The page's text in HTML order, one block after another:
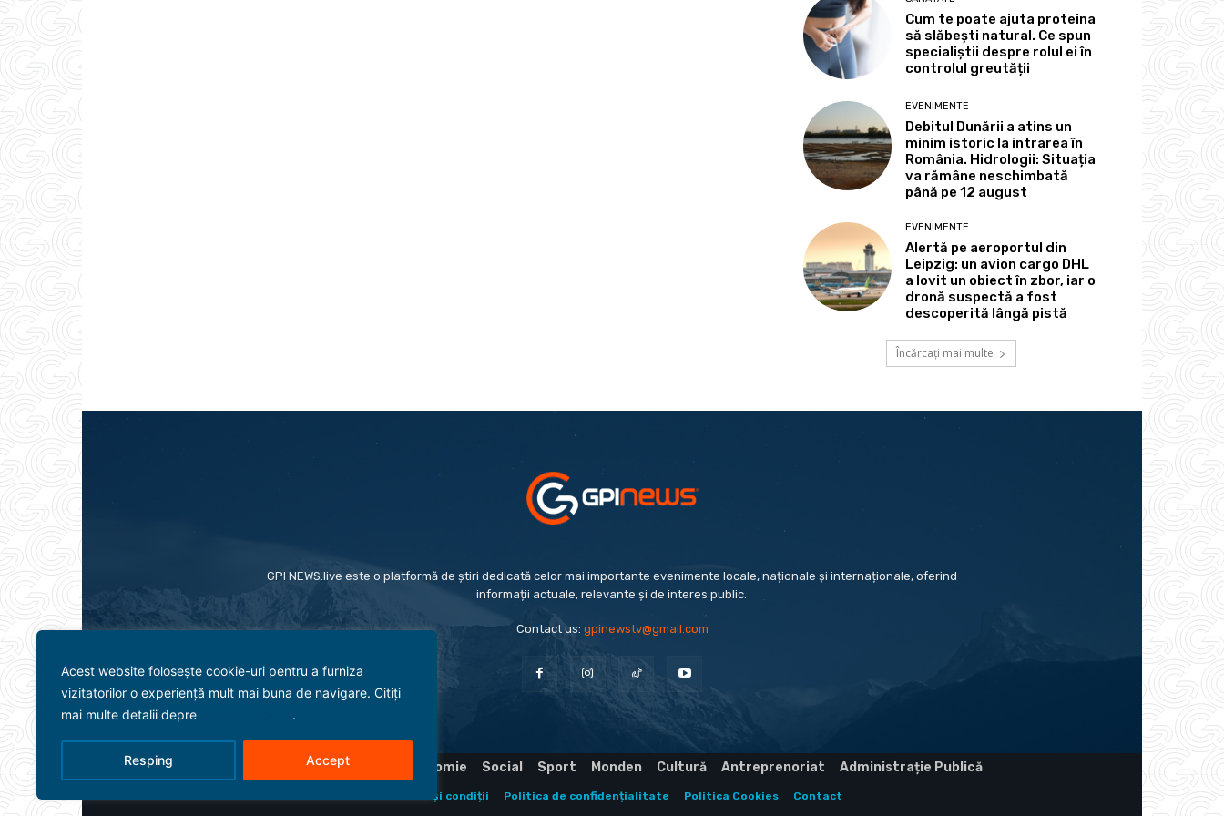
Acest website folosește cookie-uri pentru a furniza
vizitatorilor o experiență mult mai buna de navigare. Citiți
mai multe detalii depre
.
Resping Accept
Cum te poate ajuta proteina
să slăbești natural. Ce spun
specialiștii despre rolul ei în
controlul greutății
EVENIMENTE
Debitul Dunării a atins un
minim istoric la intrarea în
România. Hidrologii: Situația
va rămâne neschimbată
până pe 12 august
EVENIMENTE
Alertă pe aeroportul din
Leipzig: un avion cargo DHL
a lovit un obiect în zbor, iar o
dronă suspectă a fost
descoperită lângă pistă
Încărcați mai multe
GPI NEWS.live este o platformă de știri dedicată celor mai importante evenimente locale, naționale și internaționale, oferind
informații actuale, relevante și de interes public.
Contact us: gpinewstv@gmail.com
Evenimente Politică Economie Social Sport Monden Cultură Antreprenoriat Administrație Publică
Termeni și condiții Politica de confidențialitate Politica Cookies Contact